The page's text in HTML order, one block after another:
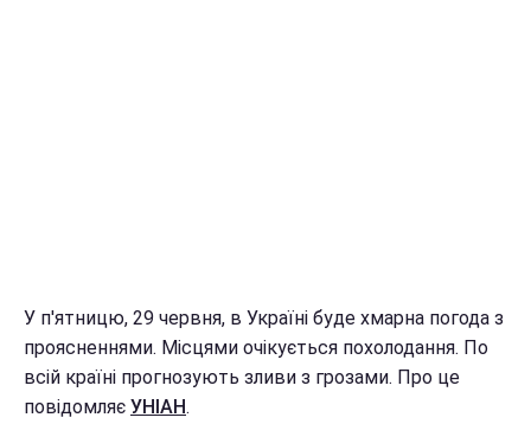
У п'ятницю, 29 червня, в Україні буде хмарна погода з
проясненнями. Місцями очікується похолодання. По
всій країні прогнозують зливи з грозами. Про це
повідомляє УНІАН.